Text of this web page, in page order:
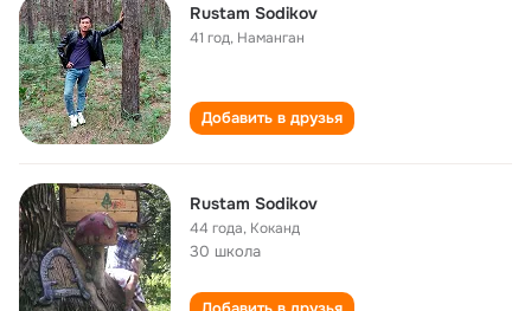
Rustam Sodikov
41 год, Наманган
Добавить в друзья
Rustam Sodikov
44 года, Коканд
30 школа